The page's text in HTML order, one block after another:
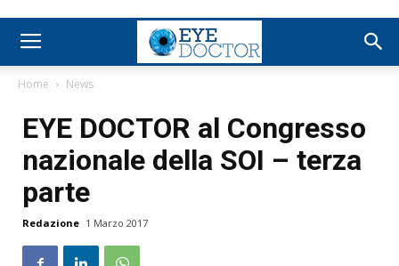
Home News
EYE DOCTOR al Congresso
nazionale della SOI – terza
parte
Redazione 1 Marzo 2017